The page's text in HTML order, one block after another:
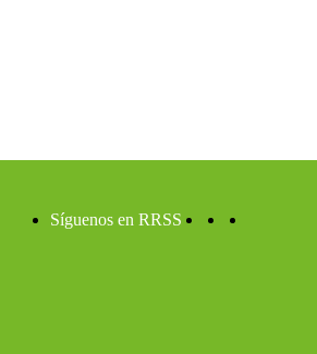
Síguenos en RRSS